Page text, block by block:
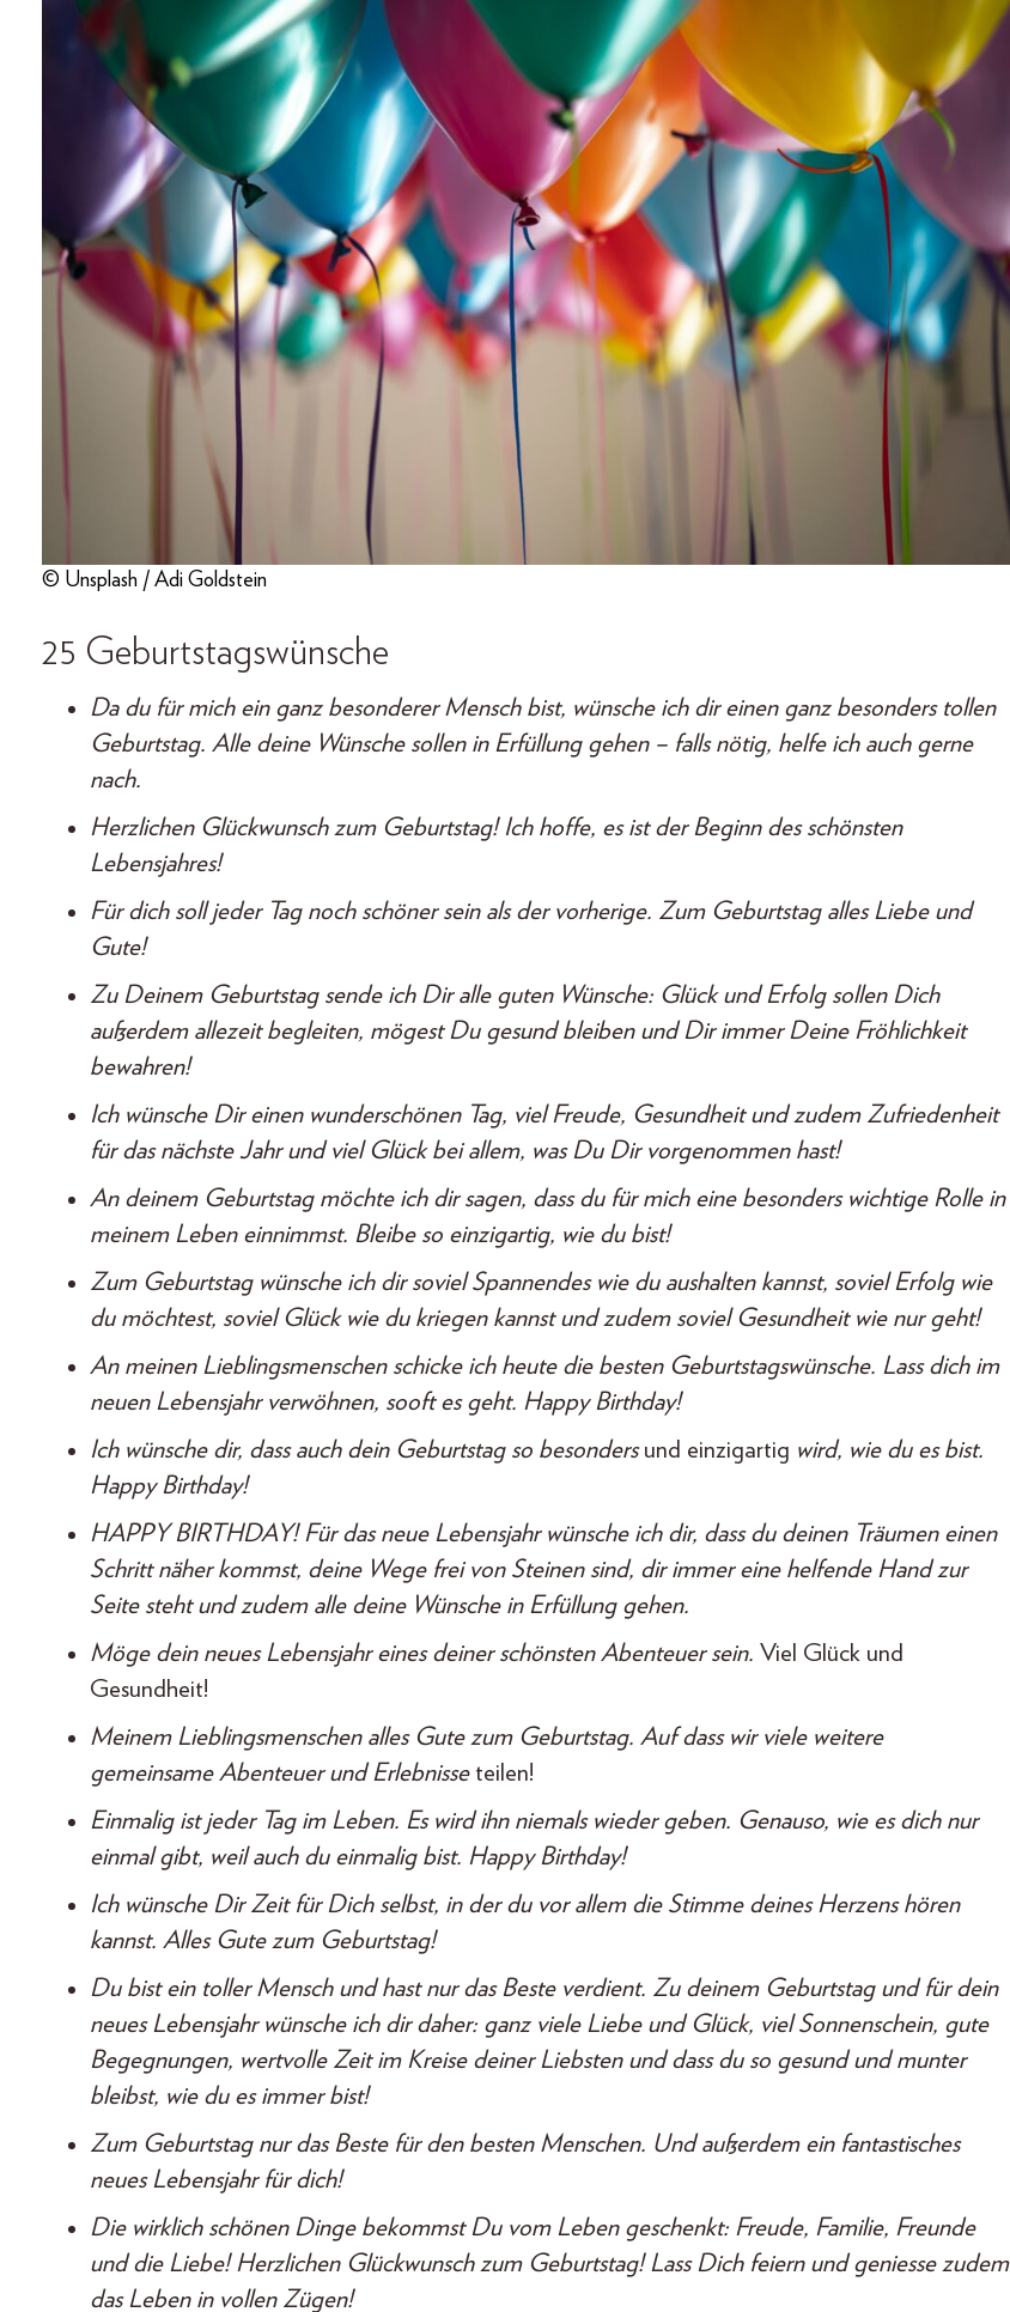
© Unsplash / Adi Goldstein
25 Geburtstagswünsche
Da du für mich ein ganz besonderer Mensch bist, wünsche ich dir einen ganz besonders tollen
Geburtstag. Alle deine Wünsche sollen in Erfüllung gehen – falls nötig, helfe ich auch gerne
nach.
Herzlichen Glückwunsch zum Geburtstag! Ich hoffe, es ist der Beginn des schönsten
Lebensjahres!
Für dich soll jeder Tag noch schöner sein als der vorherige. Zum Geburtstag alles Liebe und
Gute!
Zu Deinem Geburtstag sende ich Dir alle guten Wünsche: Glück und Erfolg sollen Dich
außerdem allezeit begleiten, mögest Du gesund bleiben und Dir immer Deine Fröhlichkeit
bewahren!
Ich wünsche Dir einen wunderschönen Tag, viel Freude, Gesundheit und zudem Zufriedenheit
für das nächste Jahr und viel Glück bei allem, was Du Dir vorgenommen hast!
An deinem Geburtstag möchte ich dir sagen, dass du für mich eine besonders wichtige Rolle in
meinem Leben einnimmst. Bleibe so einzigartig, wie du bist!
Zum Geburtstag wünsche ich dir soviel Spannendes wie du aushalten kannst, soviel Erfolg wie
du möchtest, soviel Glück wie du kriegen kannst und zudem soviel Gesundheit wie nur geht!
An meinen Lieblingsmenschen schicke ich heute die besten Geburtstagswünsche. Lass dich im
neuen Lebensjahr verwöhnen, sooft es geht. Happy Birthday!
Ich wünsche dir, dass auch dein Geburtstag so besondersund einzigartig wird, wie du es bist.
Happy Birthday!
HAPPY BIRTHDAY! Für das neue Lebensjahr wünsche ich dir, dass du deinen Träumen einen
Schritt näher kommst, deine Wege frei von Steinen sind, dir immer eine helfende Hand zur
Seite steht und zudem alle deine Wünsche in Erfüllung gehen.
Möge dein neues Lebensjahr eines deiner schönsten Abenteuer sein. Viel Glück und
Gesundheit!
Meinem Lieblingsmenschen alles Gute zum Geburtstag. Auf dass wir viele weitere
gemeinsame Abenteuer und Erlebnisseteilen!
Einmalig ist jeder Tag im Leben. Es wird ihn niemals wieder geben. Genauso, wie es dich nur
einmal gibt, weil auch du einmalig bist. Happy Birthday!
Ich wünsche Dir Zeit für Dich selbst, in der du vor allem die Stimme deines Herzens hören
kannst. Alles Gute zum Geburtstag!
Du bist ein toller Mensch und hast nur das Beste verdient. Zu deinem Geburtstag und für dein
neues Lebensjahr wünsche ich dir daher: ganz viele Liebe und Glück, viel Sonnenschein, gute
Begegnungen, wertvolle Zeit im Kreise deiner Liebsten und dass du so gesund und munter
bleibst, wie du es immer bist!
Zum Geburtstag nur das Beste für den besten Menschen. Und außerdem ein fantastisches
neues Lebensjahr für dich!
Die wirklich schönen Dinge bekommst Du vom Leben geschenkt: Freude, Familie, Freunde
und die Liebe! Herzlichen Glückwunsch zum Geburtstag! Lass Dich feiern und geniesse zudem
das Leben in vollen Zügen!